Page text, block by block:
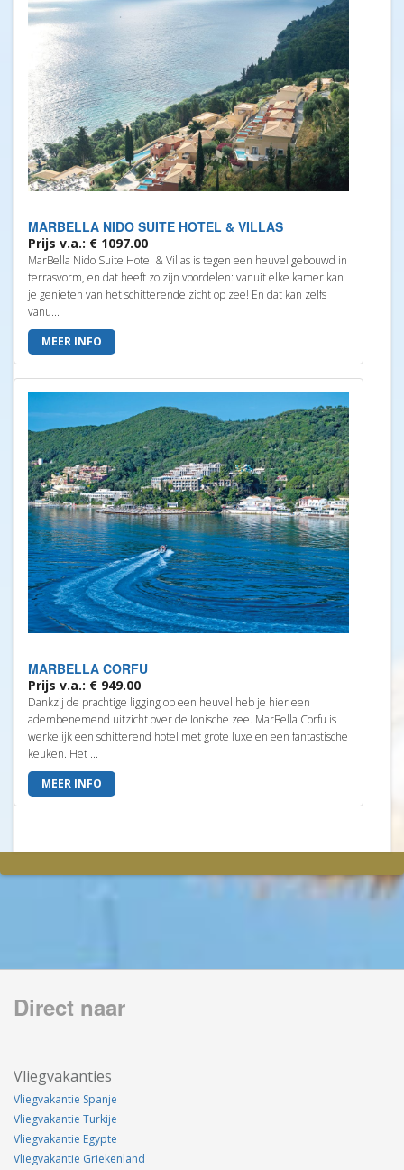
MARBELLA NIDO SUITE HOTEL & VILLAS
Prijs v.a.: € 1097.00
MarBella Nido Suite Hotel & Villas is tegen een heuvel gebouwd in
terrasvorm, en dat heeft zo zijn voordelen: vanuit elke kamer kan
je genieten van het schitterende zicht op zee! En dat kan zelfs
vanu...
MEER INFO
MARBELLA CORFU
Prijs v.a.: € 949.00
Dankzij de prachtige ligging op een heuvel heb je hier een
adembenemend uitzicht over de Ionische zee. MarBella Corfu is
werkelijk een schitterend hotel met grote luxe en een fantastische
keuken. Het ...
MEER INFO
Direct naar
Vliegvakanties
Vliegvakantie Spanje
Vliegvakantie Turkije
Vliegvakantie Egypte
Vliegvakantie Griekenland